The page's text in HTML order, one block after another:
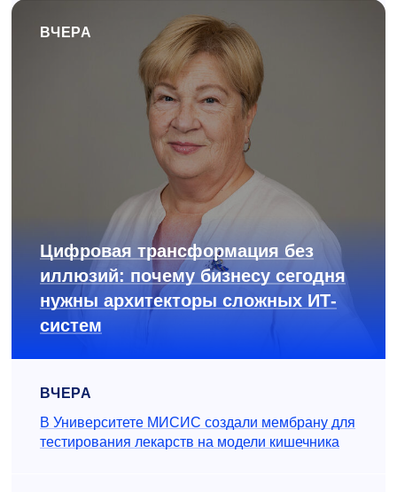
ВЧЕРА
Цифровая трансформация без
иллюзий: почему бизнесу сегодня
нужны архитекторы сложных ИТ-
систем
ВЧЕРА
В Университете МИСИС создали мембрану для
тестирования лекарств на модели кишечника